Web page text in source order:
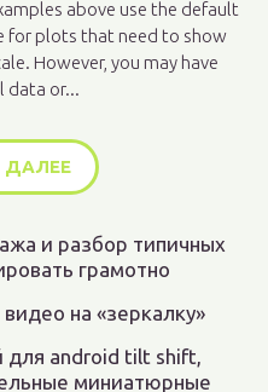
above use the default
for plots that need to show
However, you may have
data or...
ДАЛЕЕ
и разбор типичных
грамотно
на «зеркалку»
для android tilt shift,
миниатюрные